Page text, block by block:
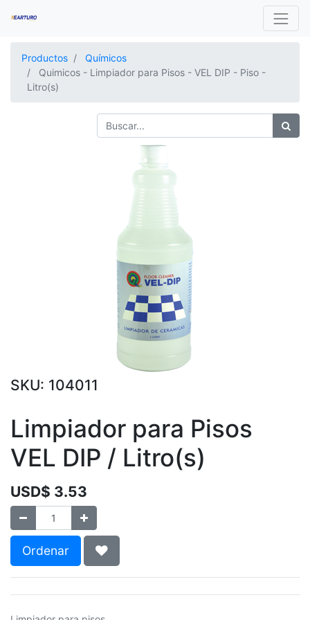
Productos
Químicos
Quimicos - Limpiador para Pisos - VEL DIP - Piso -
Litro(s)
SKU: 104011
Limpiador para Pisos
VEL DIP / Litro(s)
USD$ 3.53
Ordenar